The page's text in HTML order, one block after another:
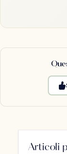
Articoli